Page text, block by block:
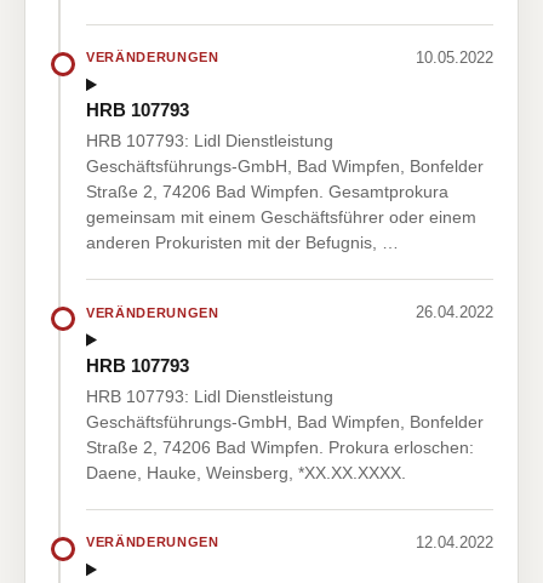
VERÄNDERUNGEN 10.05.2022
HRB 107793
HRB 107793: Lidl Dienstleistung
Geschäftsführungs-GmbH, Bad Wimpfen, Bonfelder
Straße 2, 74206 Bad Wimpfen. Gesamtprokura
gemeinsam mit einem Geschäftsführer oder einem
anderen Prokuristen mit der Befugnis, …
VERÄNDERUNGEN 26.04.2022
HRB 107793
HRB 107793: Lidl Dienstleistung
Geschäftsführungs-GmbH, Bad Wimpfen, Bonfelder
Straße 2, 74206 Bad Wimpfen. Prokura erloschen:
Daene, Hauke, Weinsberg, *XX.XX.XXXX.
VERÄNDERUNGEN 12.04.2022